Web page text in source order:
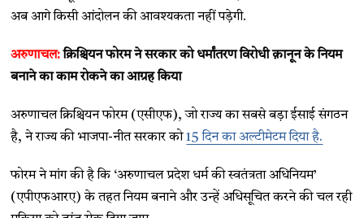
अब आगे किसी आंदोलन की आवश्यकता नहीं पड़ेगी.
अरुणाचल:क्रिश्चियन फोरम ने सरकार को धर्मांतरण विरोधी क़ानून के नियम
बनाने का काम रोकने का आग्रह किया
अरुणाचल क्रिश्चियन फोरम (एसीएफ), जो राज्य का सबसे बड़ा ईसाई संगठन
है, ने राज्य की भाजपा-नीत सरकार को15 दिन का अल्टीमेटम दिया है.
फोरम ने मांग की है कि ‘अरुणाचल प्रदेश धर्म की स्वतंत्रता अधिनियम’
(एपीएफआरए) के तहत नियम बनाने और उन्हें अधिसूचित करने की चल रही